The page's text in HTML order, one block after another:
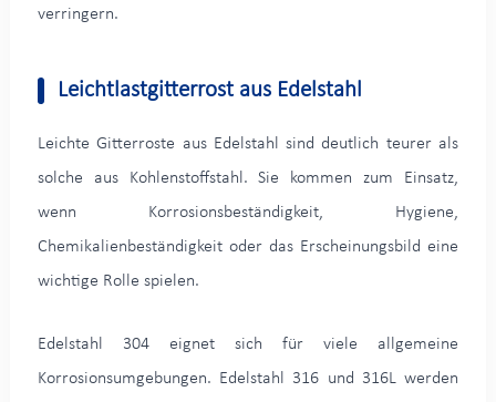
verringern.
Leichtlastgitterrost aus Edelstahl
Leichte Gitterroste aus Edelstahl sind deutlich teurer als
solche aus Kohlenstoffstahl. Sie kommen zum Einsatz,
wenn Korrosionsbeständigkeit, Hygiene,
Chemikalienbeständigkeit oder das Erscheinungsbild eine
wichtige Rolle spielen.
Edelstahl 304 eignet sich für viele allgemeine
Korrosionsumgebungen. Edelstahl 316 und 316L werden